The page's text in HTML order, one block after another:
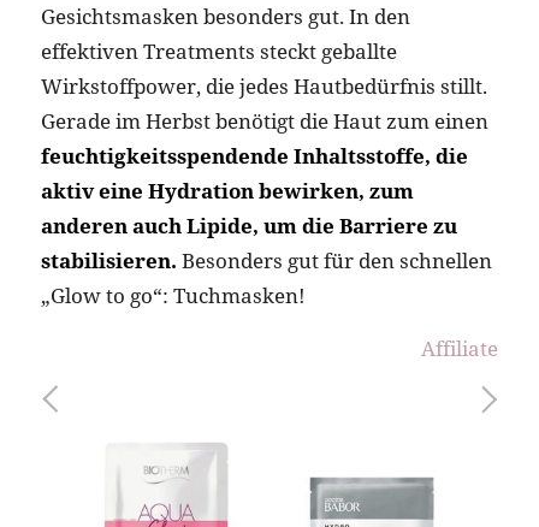
Gesichtsmasken besonders gut. In den
effektiven Treatments steckt geballte
Wirkstoffpower, die jedes Hautbedürfnis stillt.
Gerade im Herbst benötigt die Haut zum einen
feuchtigkeitsspendende Inhaltsstoffe, die
aktiv eine Hydration bewirken, zum
anderen auch Lipide, um die Barriere zu
stabilisieren. Besonders gut für den schnellen
„Glow to go“: Tuchmasken!
Affiliate